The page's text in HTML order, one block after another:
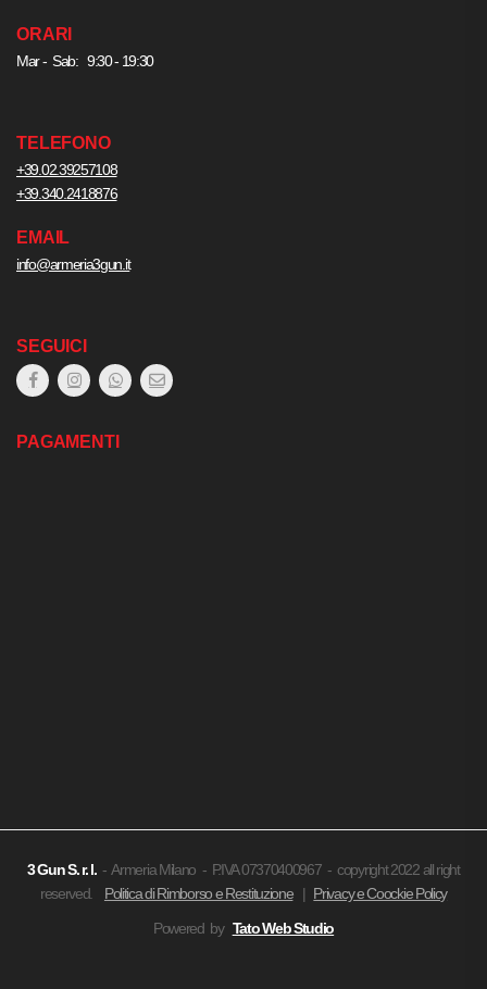
ORARI
Mar - Sab: 9:30 - 19:30
TELEFONO
+39.02.39257108
+39.340.2418876
EMAIL
info@armeria3gun.it
SEGUICI
PAGAMENTI
3 GunS. r. l. - Armeria Milano - P.IVA 07370400967 - copyright 2022 all right
reserved. Politica di Rimborso e Restituzione| Privacy e Coockie Policy
Powered by Tato Web Studio